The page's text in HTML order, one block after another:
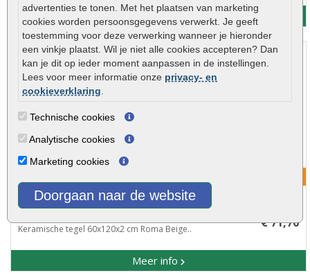
advertenties te tonen. Met het plaatsen van marketing
cookies worden persoonsgegevens verwerkt. Je geeft
toestemming voor deze verwerking wanneer je hieronder
een vinkje plaatst. Wil je niet alle cookies accepteren? Dan
kan je dit op ieder moment aanpassen in de instellingen.
Lees voor meer informatie onze privacy- en
cookieverklaring
Technische cookies
Analytische cookies
Marketing cookies
Doorgaan naar de website
Meer info
Keramische tegel 60x120x2 cm Roma Beige
Keramische tegel 60x120x2 cm Roma Beige..
Meer info
€ 71,70